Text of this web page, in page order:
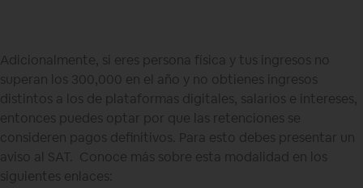
Adicionalmente, si eres persona física y tus ingresos no
superan los 300,000 en el año y no obtienes ingresos
distintos a los de plataformas digitales, salarios e intereses,
entonces puedes optar por que las retenciones se
consideren pagos definitivos. Para esto debes presentar un
aviso al SAT. Conoce más sobre esta modalidad en los
siguientes enlaces: